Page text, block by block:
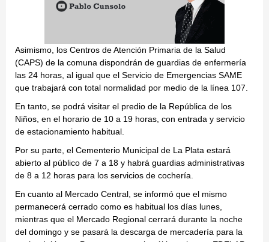
Asimismo, los Centros de Atención Primaria de la Salud
(CAPS) de la comuna dispondrán de guardias de enfermería
las 24 horas, al igual que el Servicio de Emergencias SAME
que trabajará con total normalidad por medio de la línea 107.
En tanto, se podrá visitar el predio de la República de los
Niños, en el horario de 10 a 19 horas, con entrada y servicio
de estacionamiento habitual.
Por su parte, el Cementerio Municipal de La Plata estará
abierto al público de 7 a 18 y habrá guardias administrativas
de 8 a 12 horas para los servicios de cochería.
En cuanto al Mercado Central, se informó que el mismo
permanecerá cerrado como es habitual los días lunes,
mientras que el Mercado Regional cerrará durante la noche
del domingo y se pasará la descarga de mercadería para la